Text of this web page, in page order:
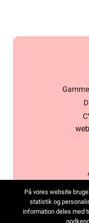
På vores website
statistik og
information deles med